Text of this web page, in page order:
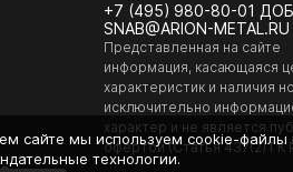
+7 (495) 980-80-01
SNAB@ARION-METAL.RU
Представленная на сайте
информация, касающаяся
характеристик и наличия
исключительно
характер и не является
офертой (Статья 437(2) ГК
сайте мы используем cookie-файлы
технологии.